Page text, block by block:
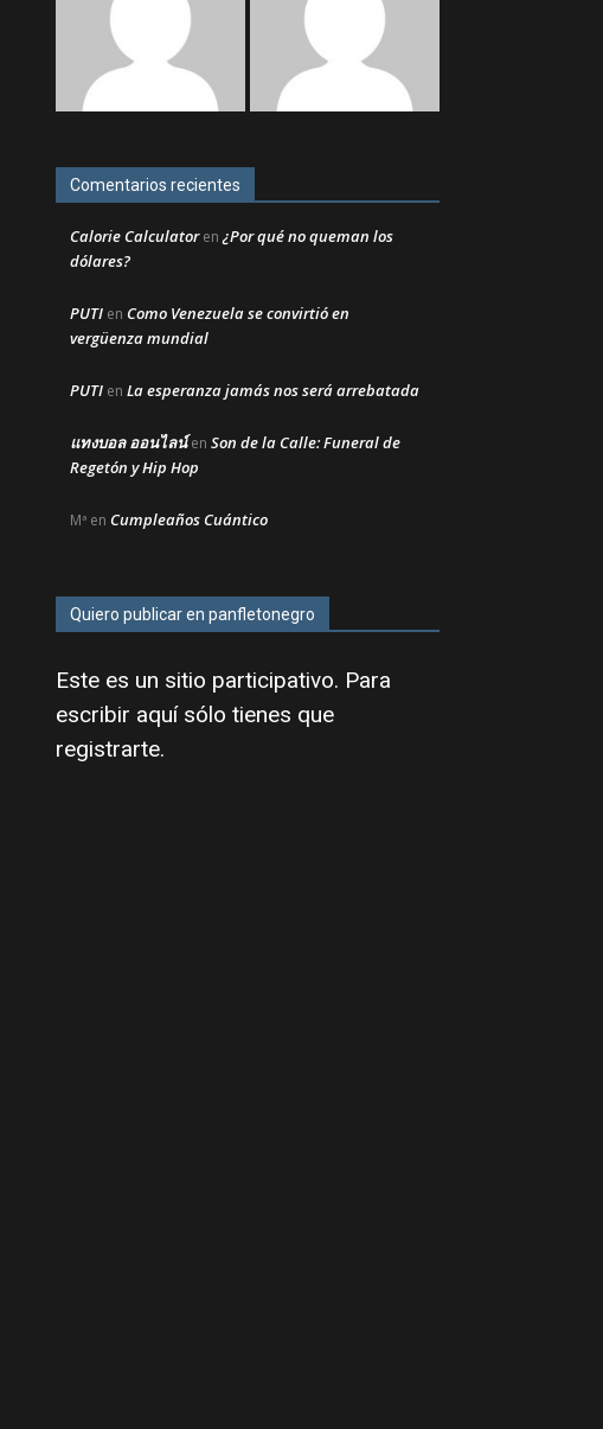
Comentarios recientes
Calorie Calculatoren¿Por qué no queman los
dólares?
PUTI en Como Venezuela se convirtió en
vergüenza mundial
PUTI en La esperanza jamás nos será arrebatada
แทงบอล ออนไลน์en Son de la Calle: Funeral de
Regetón y Hip Hop
Mª en Cumpleaños Cuántico
Quiero publicar en panfletonegro
Este es un sitio participativo. Para
escribir aquí sólo tienes que
registrarte.